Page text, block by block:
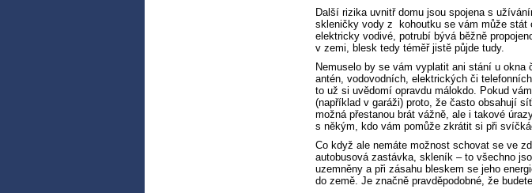
Další rizika uvnitř domu jsou spojena s
skleničky vody z kohoutku se vám může stát
elektricky vodivé, potrubí bývá běžně
v zemi, blesk tedy téměř jistě půjde tudy.
Nemuselo by se vám vyplatit ani stání u
antén, vodovodních, elektrických či
to už si uvědomí opravdu málokdo. Pokud
(například v garáži) proto, že často obsahují
možná přestanou brát vážně, ale i takové
s někým, kdo vám pomůže zkrátit si při
Co když ale nemáte možnost schovat se ve
autobusová zastávka, skleník – to všechno
uzemněny a při zásahu bleskem se jeho
do země. Je značně pravděpodobné, že